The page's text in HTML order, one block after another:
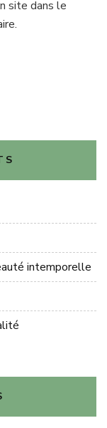
site dans le
intemporelle